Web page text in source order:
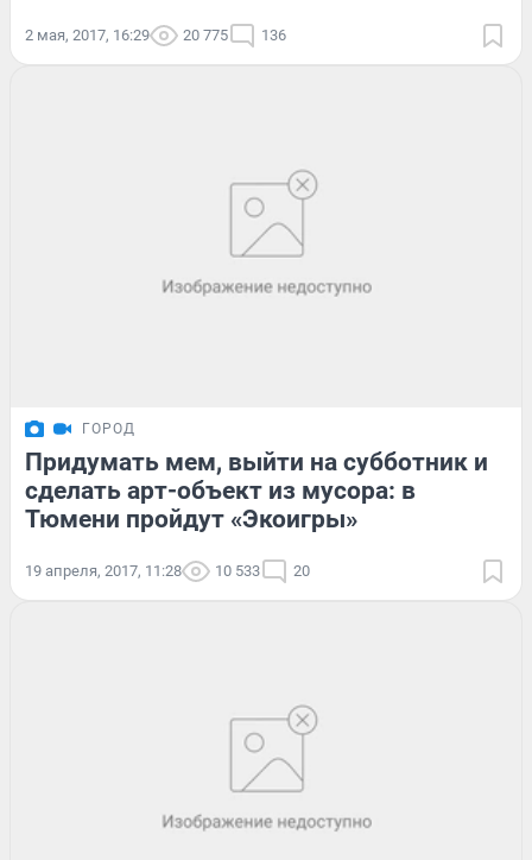
2 мая, 2017, 16:29 20 775 136
ГОРОД
Придумать мем, выйти на субботник и
сделать арт-объект из мусора: в
Тюмени пройдут «Экоигры»
19 апреля, 2017, 11:28 10 533 20